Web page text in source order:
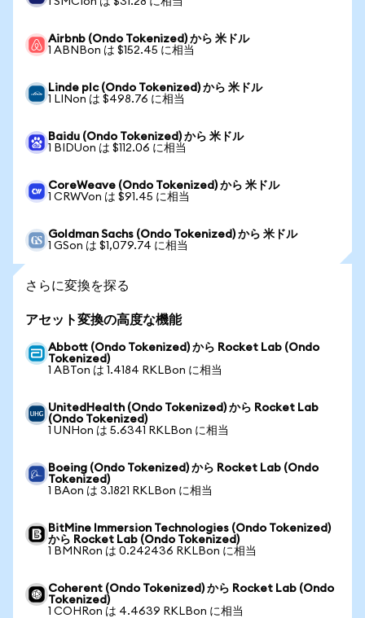
Airbnb (Ondo Tokenized) から 米ドル
1 ABNBon は $152.45 に相当
Linde plc (Ondo Tokenized) から 米ドル
1 LINon は $498.76 に相当
Baidu (Ondo Tokenized) から 米ドル
1 BIDUon は $112.06 に相当
CoreWeave (Ondo Tokenized) から 米ドル
1 CRWVon は $91.45 に相当
Goldman Sachs (Ondo Tokenized) から 米ドル
1 GSon は $1,079.74 に相当
さらに変換を探る
アセット変換の高度な機能
Abbott (Ondo Tokenized) から Rocket Lab (Ondo
Tokenized)
1 ABTon は 1.4184 RKLBon に相当
UnitedHealth (Ondo Tokenized) から Rocket Lab
(Ondo Tokenized)
1 UNHon は 5.6341 RKLBon に相当
Boeing (Ondo Tokenized) から Rocket Lab (Ondo
Tokenized)
1 BAon は 3.1821 RKLBon に相当
BitMine Immersion Technologies (Ondo Tokenized)
から Rocket Lab (Ondo Tokenized)
1 BMNRon は 0.242436 RKLBon に相当
Coherent (Ondo Tokenized) から Rocket Lab (Ondo
Tokenized)
1 COHRon は 4.4639 RKLBon に相当